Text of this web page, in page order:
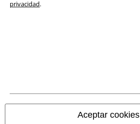
privacidad.
Aceptar cookies